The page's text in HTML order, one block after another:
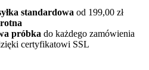
standardowa od 199,00 zł
próbka do każdego zamówienia
certyfikatowi SSL